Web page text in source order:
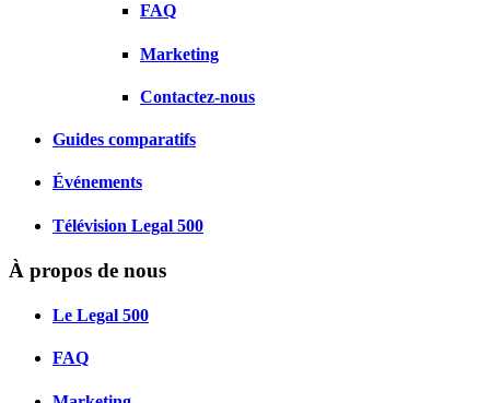
FAQ
Marketing
Contactez-nous
Guides comparatifs
Événements
Télévision Legal 500
À propos de nous
Le Legal 500
FAQ